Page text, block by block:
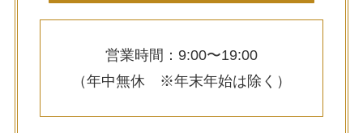
営業時間：9:00〜19:00
（年中無休 ※年末年始は除く）